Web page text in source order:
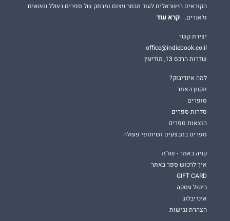
הקוראים הישראלים לעוד מבחר עצום ומרתק של ספרים בשלל נושאים
וז'אנרים.
קרא עוד
יצירת קשר
office@indiebook.co.il
שדרות הרכס 13, מודיעין
למה אינדיבוק?
תקנון האתר
סופרים
סדרות ספרים
הוצאות ספרים
ספרים במבצעים ושיתופי פעולה
קניה באתר - שו"ת
איך לרכוש ספר באתר
GIFT CARD
ביטול עסקה
אינדיבלוג
הצהרת נגישות